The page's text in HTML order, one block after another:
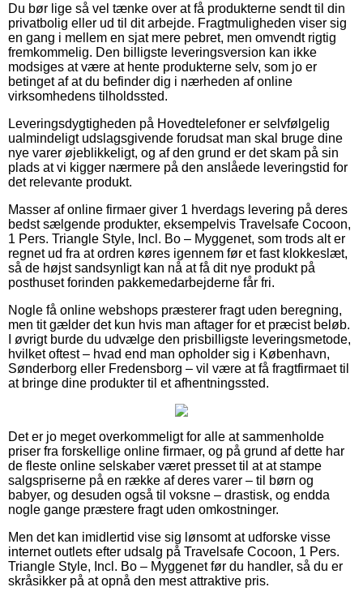
Du bør lige så vel tænke over at få produkterne sendt til din
privatbolig eller ud til dit arbejde. Fragtmuligheden viser sig
en gang i mellem en sjat mere pebret, men omvendt rigtig
fremkommelig. Den billigste leveringsversion kan ikke
modsiges at være at hente produkterne selv, som jo er
betinget af at du befinder dig i nærheden af online
virksomhedens tilholdssted.
Leveringsdygtigheden på Hovedtelefoner er selvfølgelig
ualmindeligt udslagsgivende forudsat man skal bruge dine
nye varer øjeblikkeligt, og af den grund er det skam på sin
plads at vi kigger nærmere på den anslåede leveringstid for
det relevante produkt.
Masser af online firmaer giver 1 hverdags levering på deres
bedst sælgende produkter, eksempelvis Travelsafe Cocoon,
1 Pers. Triangle Style, Incl. Bo – Myggenet, som trods alt er
regnet ud fra at ordren køres igennem før et fast klokkeslæt,
så de højst sandsynligt kan nå at få dit nye produkt på
posthuset forinden pakkemedarbejderne får fri.
Nogle få online webshops præsterer fragt uden beregning,
men tit gælder det kun hvis man aftager for et præcist beløb.
I øvrigt burde du udvælge den prisbilligste leveringsmetode,
hvilket oftest – hvad end man opholder sig i København,
Sønderborg eller Fredensborg – vil være at få fragtfirmaet til
at bringe dine produkter til et afhentningssted.
Det er jo meget overkommeligt for alle at sammenholde
priser fra forskellige online firmaer, og på grund af dette har
de fleste online selskaber været presset til at at stampe
salgspriserne på en række af deres varer – til børn og
babyer, og desuden også til voksne – drastisk, og endda
nogle gange præstere fragt uden omkostninger.
Men det kan imidlertid vise sig lønsomt at udforske visse
internet outlets efter udsalg på Travelsafe Cocoon, 1 Pers.
Triangle Style, Incl. Bo – Myggenet før du handler, så du er
skråsikker på at opnå den mest attraktive pris.